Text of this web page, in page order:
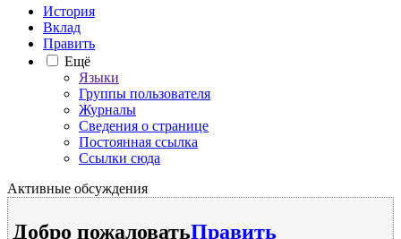
История
Вклад
Править
Ещё
Языки
Группы пользователя
Журналы
Сведения о странице
Постоянная ссылка
Ссылки сюда
Активные обсуждения
Добро пожаловатьПравить